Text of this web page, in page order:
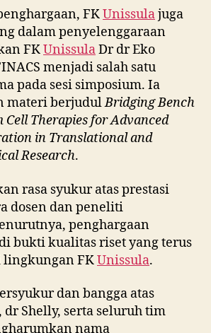
FKUnissulajuga
dalam penyelenggaraan
FKUnissulaDr dr Eko
menjadi salah satu
pada sesi simposium. Ia
materi berjudulBridging Bench
Cell Therapies for Advanced
in Translational and
Research.
rasa syukur atas prestasi
dosen dan peneliti
penghargaan
bukti kualitas riset yang terus
FKUnissula.
dan bangga atas
dr Shelly, serta seluruh tim
nama